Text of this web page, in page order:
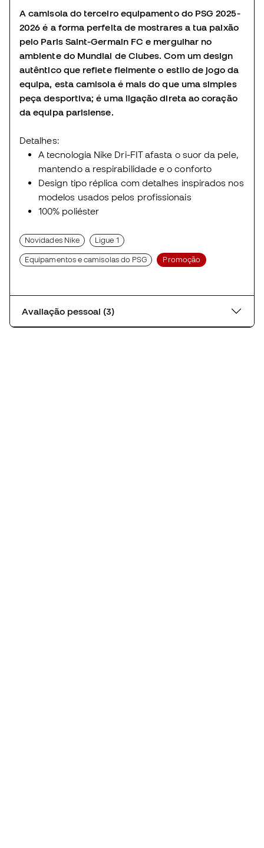
A camisola do terceiro equipamento do PSG 2025-
2026 é a forma perfeita de mostrares a tua paixão
pelo Paris Saint-Germain FC e mergulhar no
ambiente do Mundial de Clubes. Com um design
autêntico que reflete fielmente o estilo de jogo da
equipa, esta camisola é mais do que uma simples
peça desportiva; é uma ligação direta ao coração
da equipa parisiense.
Detalhes:
A tecnologia Nike Dri-FIT afasta o suor da pele,
mantendo a respirabilidade e o conforto
Design tipo réplica com detalhes inspirados nos
modelos usados pelos profissionais
100% poliéster
Novidades Nike Ligue 1
Equipamentos e camisolas do PSG Promoção
Avaliação pessoal (3)